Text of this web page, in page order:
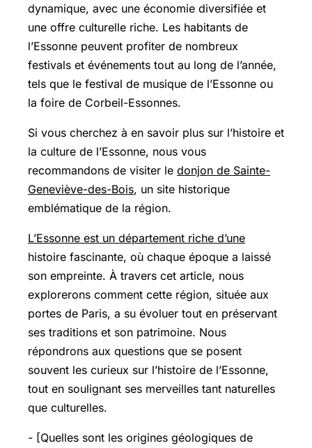
dynamique, avec une économie diversifiée et
une offre culturelle riche. Les habitants de
l’Essonne peuvent profiter de nombreux
festivals et événements tout au long de l’année,
tels que le festival de musique de l’Essonne ou
la foire de Corbeil-Essonnes.
Si vous cherchez à en savoir plus sur l’histoire et
la culture de l’Essonne, nous vous
recommandons de visiter le donjon de Sainte-
Geneviève-des-Bois, un site historique
emblématique de la région.
L’Essonne est un département riche d’une
histoire fascinante, où chaque époque a laissé
son empreinte. À travers cet article, nous
explorerons comment cette région, située aux
portes de Paris, a su évoluer tout en préservant
ses traditions et son patrimoine. Nous
répondrons aux questions que se posent
souvent les curieux sur l’histoire de l’Essonne,
tout en soulignant ses merveilles tant naturelles
que culturelles.
- [Quelles sont les origines géologiques de